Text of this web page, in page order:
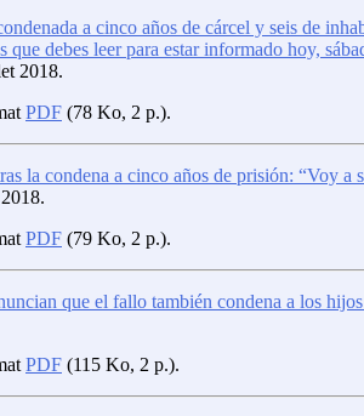
a cinco años de cárcel y seis de
que debes leer para estar informado hoy,
2018.
PDF (78 Ko, 2 p.).
la condena a cinco años de prisión: “Voy a
PDF (79 Ko, 2 p.).
que el fallo también condena a los
PDF (115 Ko, 2 p.).